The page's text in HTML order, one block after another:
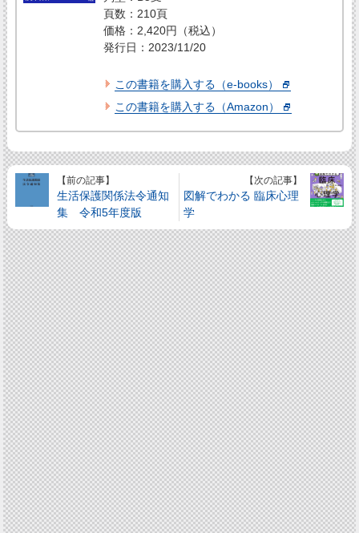
頁数：210頁
価格：2,420円（税込）
発行日：2023/11/20
この書籍を購入する（e-books）
この書籍を購入する（Amazon）
【前の記事】
生活保護関係法令通知
集 令和5年度版
【次の記事】
図解でわかる 臨床心理
学